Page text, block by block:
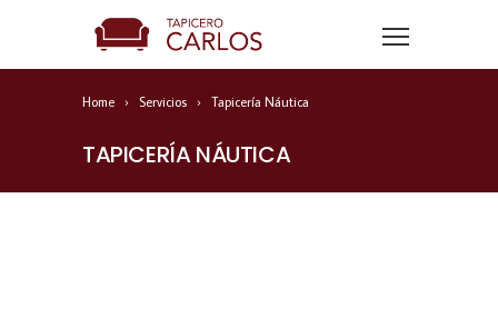
Home Servicios Tapicería Náutica
TAPICERÍA NÁUTICA